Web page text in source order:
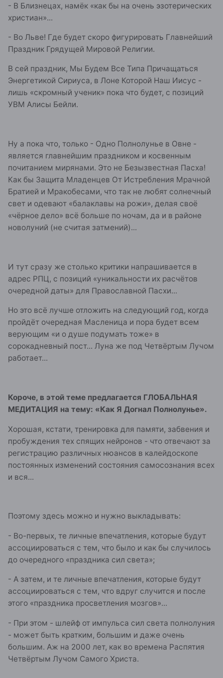
- В Близнецах, намёк «как бы на очень эзотерических
христиан»...
- Во Льве! Где будет скоро фигурировать Главнейший
Праздник Грядущей Мировой Религии.
В сей праздник, Мы Будем Все Типа Причащаться
Энергетикой Сириуса, в Лоне Которой Наш Иисус -
лишь «скромный ученик» пока что будет, с позиций
УВМ Алисы Бейли.
Ну а пока что, только - Одно Полнолунье в Овне -
является главнейшим праздником и косвенным
почитанием мирянами. Это не Безызвестная Пасха!
Как бы Защита Младенцев От Истребления Мрачной
Братией и Мракобесами, что так не любят солнечный
свет и одевают «балаклавы на рожи», делая своё
«чёрное дело» всё больше по ночам, да и в районе
новолуний (не считая затмений)...
И тут сразу же столько критики напрашивается в
адрес РПЦ, с позиций «уникальности их расчётов
очередной даты» для Православной Пасхи...
Но это всё лучше отложить на следующий год, когда
пройдёт очередная Масленица и пора будет всем
верующим «и о душе подумать тоже» в
сорокадневный пост... Луна же под Четвёртым Лучом
работает...
Короче, в этой теме предлагается ГЛОБАЛЬНАЯ
МЕДИТАЦИЯ на тему: «Как Я Догнал Полнолунье».
Хорошая, кстати, тренировка для памяти, забвения и
пробуждения тех спящих нейронов - что отвечают за
регистрацию различных нюансов в калейдоскопе
постоянных изменений состояния самосознания всех
и вся...
Поэтому здесь можно и нужно выкладывать:
- Во-первых, те личные впечатления, которые будут
ассоциироваться с тем, что было и как бы случилось
до очередного «праздника сил света»;
- А затем, и те личные впечатления, которые будут
ассоциироваться с тем, что вдруг случится и после
этого «праздника просветления мозгов»...
- При этом - шлейф от импульса сил света полнолуния
- может быть кратким, большим и даже очень
большим. Аж на 2000 лет, как во времена Распятия
Четвёртым Лучом Самого Христа.